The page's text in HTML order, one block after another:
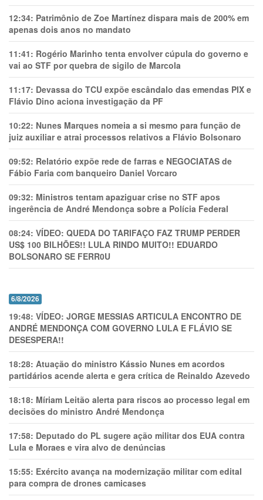
12:34: Patrimônio de Zoe Martínez dispara mais de 200% em
apenas dois anos no mandato
11:41: Rogério Marinho tenta envolver cúpula do governo e
vai ao STF por quebra de sigilo de Marcola
11:17: Devassa do TCU expõe escândalo das emendas PIX e
Flávio Dino aciona investigação da PF
10:22: Nunes Marques nomeia a si mesmo para função de
juiz auxiliar e atrai processos relativos a Flávio Bolsonaro
09:52: Relatório expõe rede de farras e NEGOCIATAS de
Fábio Faria com banqueiro Daniel Vorcaro
09:32: Ministros tentam apaziguar crise no STF apos
ingerência de André Mendonça sobre a Polícia Federal
08:24: VÍDEO: QUEDA DO TARIFAÇO FAZ TRUMP PERDER
US$ 100 BILHÕES!! LULA RINDO MUITO!! EDUARDO
BOLSONARO SE FERR0U
6/8/2026
19:48: VÍDEO: JORGE MESSIAS ARTICULA ENCONTRO DE
ANDRÉ MENDONÇA COM GOVERNO LULA E FLÁVIO SE
DESESPERA!!
18:28: Atuação do ministro Kássio Nunes em acordos
partidários acende alerta e gera crítica de Reinaldo Azevedo
18:18: Míriam Leitão alerta para riscos ao processo legal em
decisões do ministro André Mendonça
17:58: Deputado do PL sugere ação militar dos EUA contra
Lula e Moraes e vira alvo de denúncias
15:55: Exército avança na modernização militar com edital
para compra de drones camicases